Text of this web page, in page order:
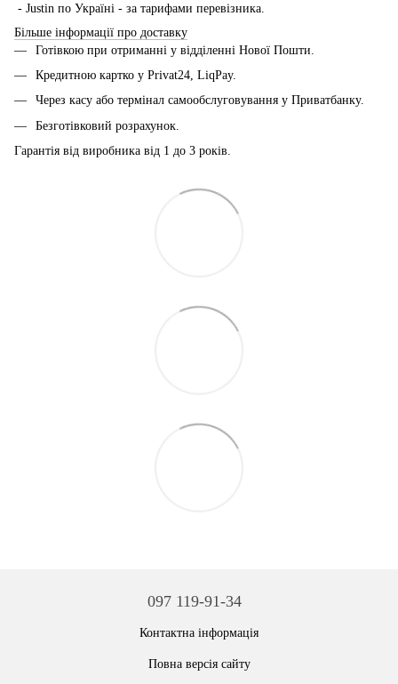
- Justin по Україні - за тарифами перевізника.
Більше інформації про доставку
Готівкою при отриманні у відділенні Нової Пошти.
Кредитною картко у Privat24, LiqPay.
Через касу або термінал самообслуговування у Приватбанку.
Безготівковий розрахунок.
Гарантія від виробника від 1 до 3 років.
097 119-91-34
Контактна інформація
Повна версія сайту